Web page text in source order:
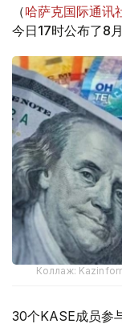
（哈萨克国际通讯
今日17时公布了8
Коллаж:
30个KASE成员参